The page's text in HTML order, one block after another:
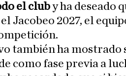
el cluby ha deseado
Jacobeo 2027, el
también ha mostrado
como fase previa a